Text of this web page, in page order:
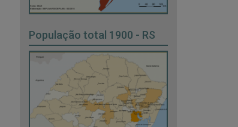
População total 1900 - RS